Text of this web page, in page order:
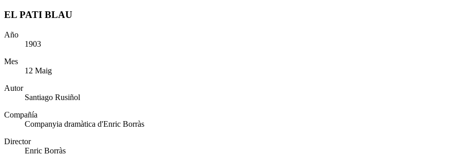
EL PATI BLAU
Año
1903
Mes
12 Maig
Autor
Santiago Rusiñol
Compañía
Companyia dramàtica d'Enric Borràs
Director
Enric Borràs